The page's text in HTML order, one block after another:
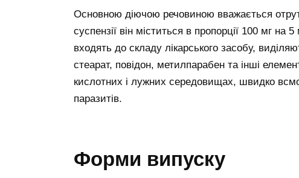
Основною діючою речовиною вважається
суспензії він міститься в пропорції 100 мг
входять до складу лікарського засобу,
стеарат, повідон, метилпарабен та інші
кислотних і лужних середовищах, швидко
паразитів.
Форми випуску